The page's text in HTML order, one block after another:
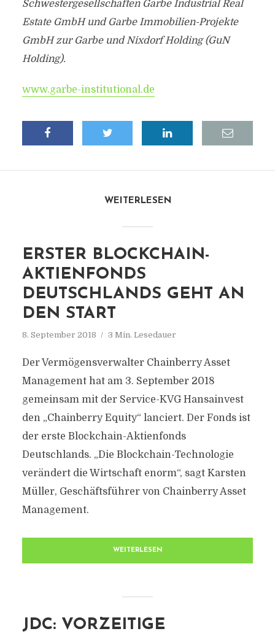
Schwestergesellschaften Garbe Industrial Real
Estate GmbH und Garbe Immobilien-Projekte
GmbH zur Garbe und Nixdorf Holding (GuN
Holding).
www.garbe-institutional.de
WEITERLESEN
ERSTER BLOCKCHAIN-
AKTIENFONDS
DEUTSCHLANDS GEHT AN
DEN START
8. September 2018 3 Min. Lesedauer
Der Vermögensverwalter Chainberry Asset
Management hat am 3. September 2018
gemeinsam mit der Service-KVG Hansainvest
den „Chainberry Equity“ lanciert. Der Fonds ist
der erste Blockchain-Aktienfonds
Deutschlands. „Die Blockchain-Technologie
verändert die Wirtschaft enorm“, sagt Karsten
Müller, Geschäftsführer von Chainberry Asset
Management.
WEITERLESEN
JDC: VORZEITIGE